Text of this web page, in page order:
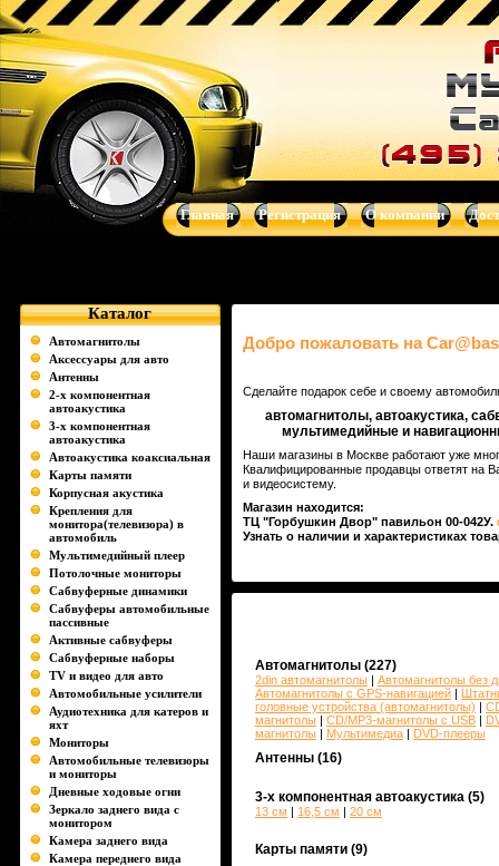
Музыка для Вашего авто - автоакустика, автомагнитолы,
системы от Clarion, Mystery, Kicker, Prology, Audio Art, Art Sound
Главная Регистрация О компании
Каталог
Автомагнитолы
Аксессуары для авто
Антенны
2-х компонентная
автоакустика
3-х компонентная
автоакустика
Автоакустика коаксиальная
Карты памяти
Корпусная акустика
Крепления для
монитора(телевизора) в
автомобиль
Мультимедийный плеер
Потолочные мониторы
Сабвуферные динамики
Сабвуферы автомобильные
пассивные
Активные сабвуферы
Сабвуферные наборы
TV и видео для авто
Автомобильные усилители
Аудиотехника для катеров и
яхт
Мониторы
Автомобильные телевизоры
и мониторы
Дневные ходовые огни
Зеркало заднего вида с
монитором
Камера заднего вида
Камера переднего вида
Добро пожаловать на
Сделайте подарок себе и своему
автомагнитолы, автоакустика,
мультимедийные и
Наши магазины в Москве работают уже
Квалифицированные продавцы ответят на
и видеосистему.
Магазин находится:
ТЦ "Горбушкин Двор" павильон 00-042У.
Узнать о наличии и характеристиках
Автомагнитолы (227)
2din автомагнитолы | Автомагнитолы без
Автомагнитолы с GPS-навигацией |
головные устройства (автомагнитолы) |
магнитолы | CD/MP3-магнитолы c USB |
магнитолы | Мультимедиа | DVD-плееры
Антенны (16)
3-х компонентная автоакустика (5)
13 см | 16,5 см | 20 см
Карты памяти (9)